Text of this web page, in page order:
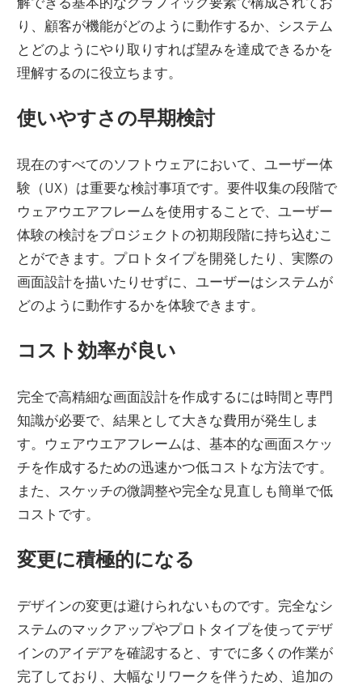
り、顧客が機能がどのように動作するか、システム
とどのようにやり取りすれば望みを達成できるかを
理解するのに役立ちます。
使いやすさの早期検討
現在のすべてのソフトウェアにおいて、ユーザー体
験（UX）は重要な検討事項です。要件収集の段階で
ウェアウエアフレームを使用することで、ユーザー
体験の検討をプロジェクトの初期段階に持ち込むこ
とができます。プロトタイプを開発したり、実際の
画面設計を描いたりせずに、ユーザーはシステムが
どのように動作するかを体験できます。
コスト効率が良い
完全で高精細な画面設計を作成するには時間と専門
知識が必要で、結果として大きな費用が発生しま
す。ウェアウエアフレームは、基本的な画面スケッ
チを作成するための迅速かつ低コストな方法です。
また、スケッチの微調整や完全な見直しも簡単で低
コストです。
変更に積極的になる
デザインの変更は避けられないものです。完全なシ
ステムのマックアップやプロトタイプを使ってデザ
インのアイデアを確認すると、すでに多くの作業が
完了しており、大幅なリワークを伴うため、追加の